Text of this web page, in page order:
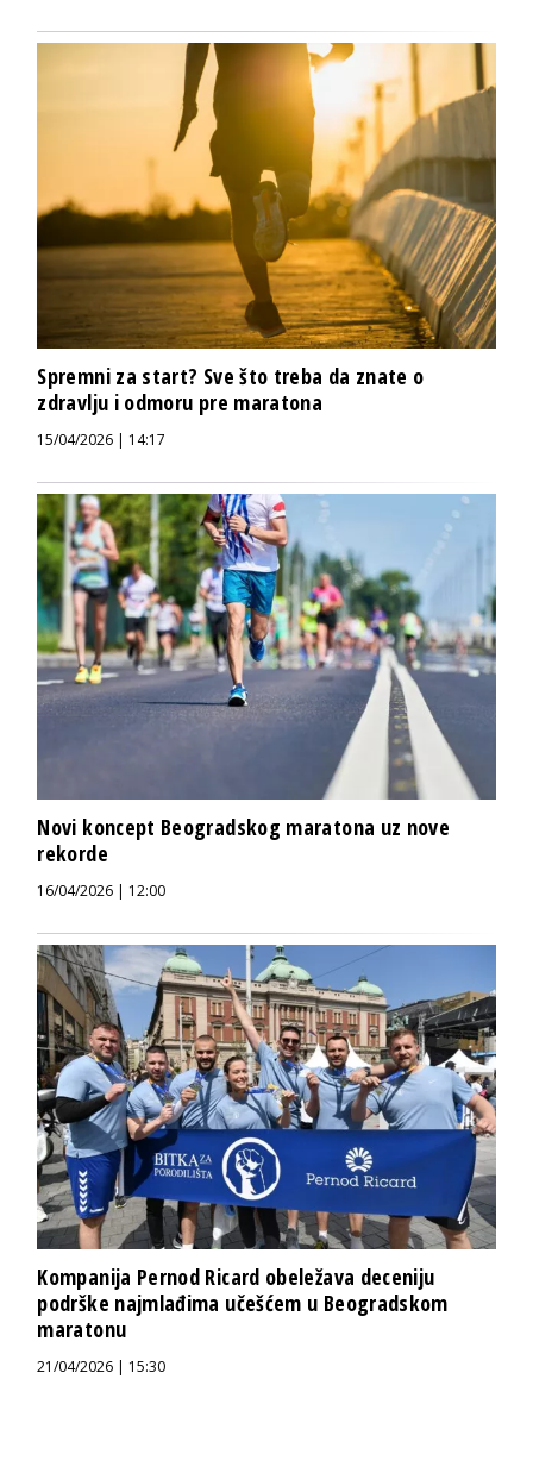
Spremni za start? Sve što treba da znate o
zdravlju i odmoru pre maratona
15/04/2026 | 14:17
Novi koncept Beogradskog maratona uz nove
rekorde
16/04/2026 | 12:00
Kompanija Pernod Ricard obeležava deceniju
podrške najmlađima učešćem u Beogradskom
maratonu
21/04/2026 | 15:30